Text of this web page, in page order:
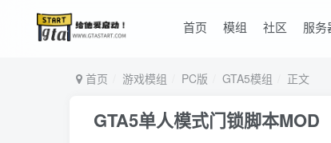
首页 模组 社区 服务
首页 游戏模组 PC版 GTA5模组 正文
GTA5单人模式门锁脚本MOD